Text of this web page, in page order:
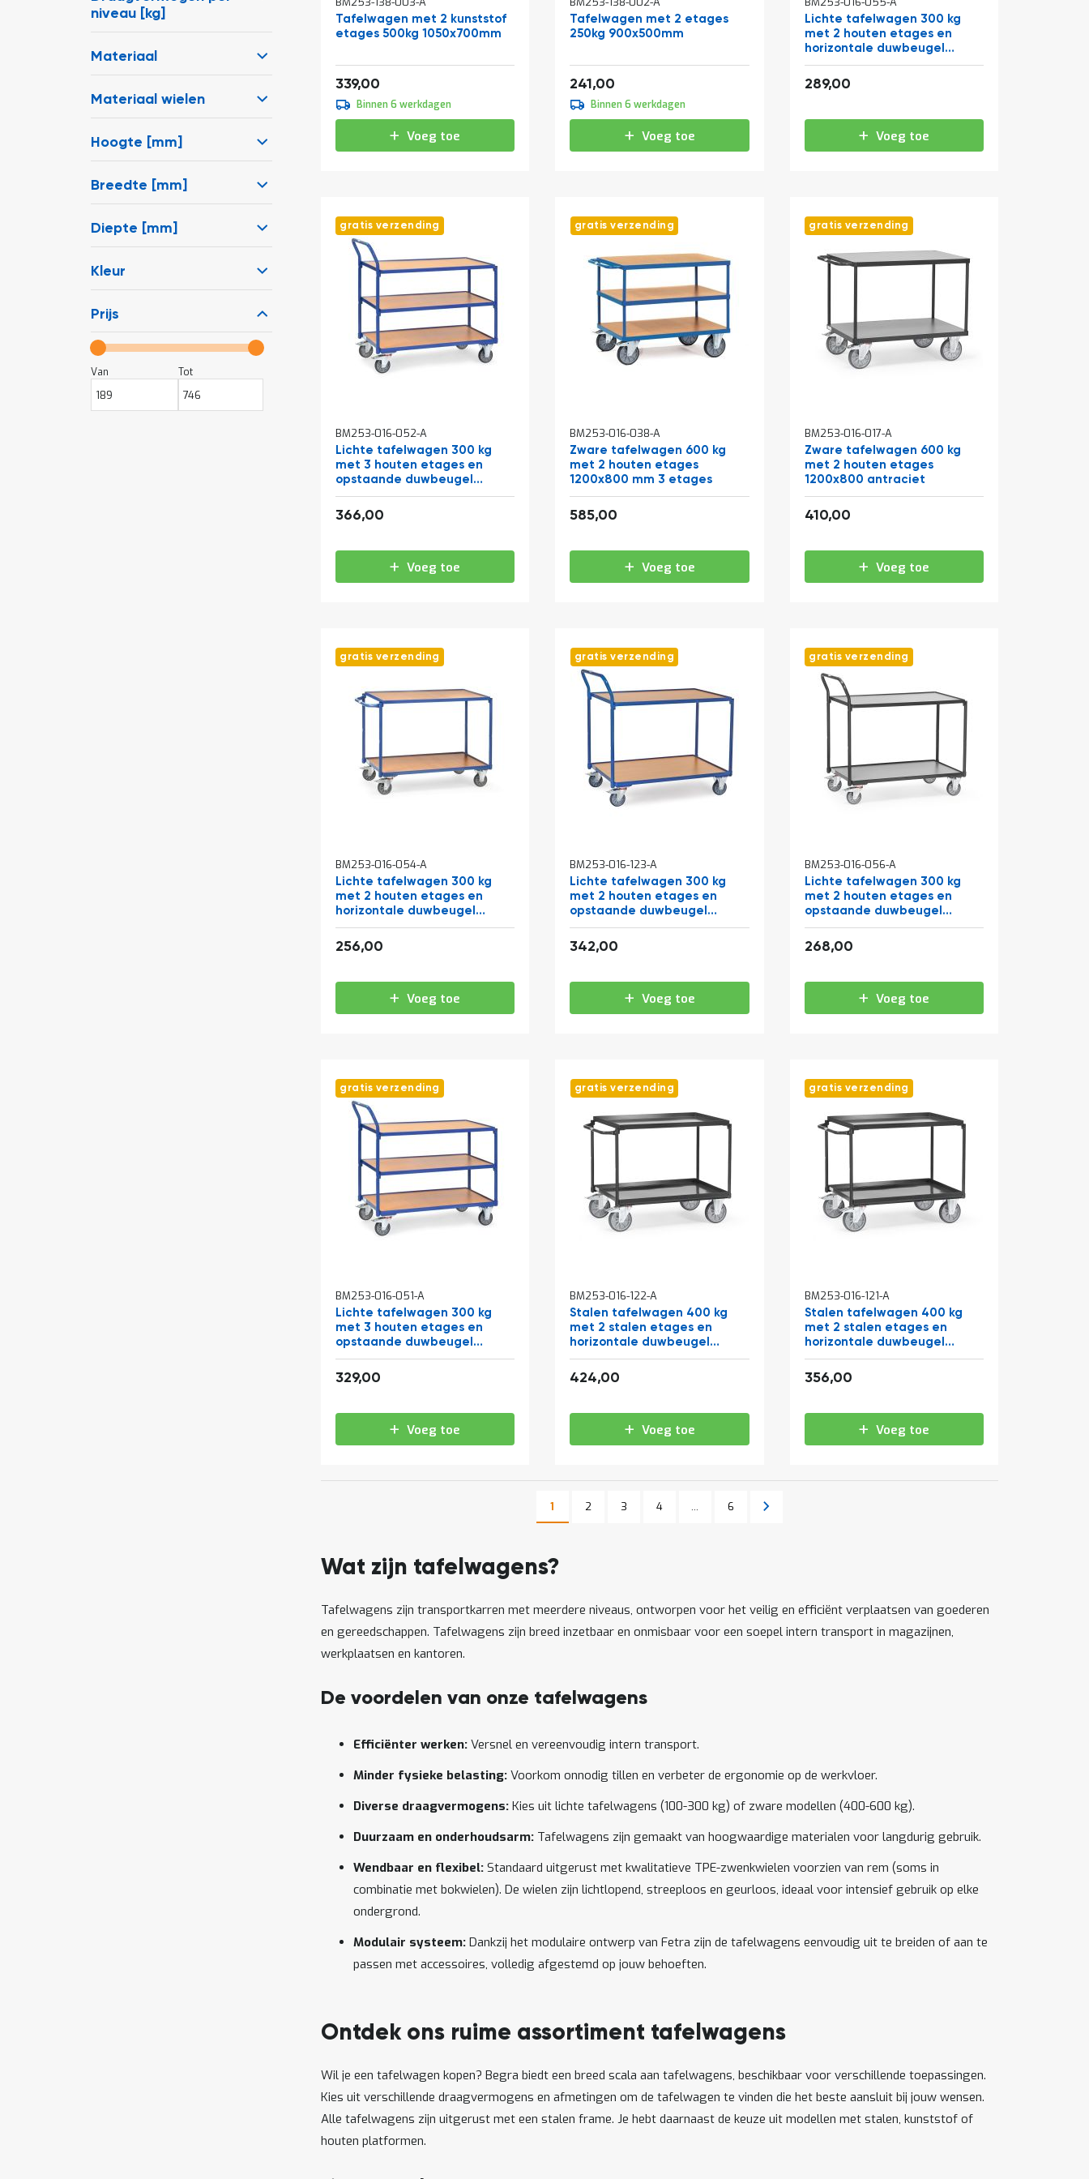
niveau [kg]
Materiaal
Materiaal wielen
Hoogte [mm]
Breedte [mm]
Diepte [mm]
Kleur
Prijs
Van Tot
Tafelwagen met 2 kunststof
etages 500kg 1050x700mm
339,00
Binnen 6 werkdagen
Voeg toe
Tafelwagen met 2 etages
250kg 900x500mm
241,00
Binnen 6 werkdagen
Voeg toe
Lichte tafelwagen 300 kg
met 2 houten etages en
horizontale duwbeugel
1000x600
289,00
Voeg toe
gratis verzending
BM253-016-052-A
Lichte tafelwagen 300 kg
met 3 houten etages en
opstaande duwbeugel
1000x600
366,00
Voeg toe
gratis verzending
BM253-016-038-A
Zware tafelwagen 600 kg
met 2 houten etages
1200x800 mm 3 etages
585,00
Voeg toe
gratis verzending
BM253-016-017-A
Zware tafelwagen 600 kg
met 2 houten etages
1200x800 antraciet
410,00
Voeg toe
gratis verzending
BM253-016-054-A
Lichte tafelwagen 300 kg
met 2 houten etages en
horizontale duwbeugel
850x500
256,00
Voeg toe
gratis verzending
BM253-016-123-A
Lichte tafelwagen 300 kg
met 2 houten etages en
opstaande duwbeugel
1000x700
342,00
Voeg toe
gratis verzending
BM253-016-056-A
Lichte tafelwagen 300 kg
met 2 houten etages en
opstaande duwbeugel
850x500 antraciet
268,00
Voeg toe
gratis verzending
BM253-016-051-A
Lichte tafelwagen 300 kg
met 3 houten etages en
opstaande duwbeugel
850x500
329,00
Voeg toe
gratis verzending
BM253-016-122-A
Stalen tafelwagen 400 kg
met 2 stalen etages en
horizontale duwbeugel
1000x700 antraciet
424,00
Voeg toe
gratis verzending
BM253-016-121-A
Stalen tafelwagen 400 kg
met 2 stalen etages en
horizontale duwbeugel
850x500 antraciet
356,00
Voeg toe
Pagina
U lees momenteel pagina
1 Pagina
2 Pagina
3 Pagina
4 ... Pagina
6 Pagina
Volgende
Wat zijn tafelwagens?
Tafelwagens zijn transportkarren met meerdere niveaus, ontworpen voor het veilig en efficiënt verplaatsen van goederen
en gereedschappen. Tafelwagens zijn breed inzetbaar en onmisbaar voor een soepel intern transport in magazijnen,
werkplaatsen en kantoren.
De voordelen van onze tafelwagens
Efficiënter werken: Versnel en vereenvoudig intern transport.
Minder fysieke belasting: Voorkom onnodig tillen en verbeter de ergonomie op de werkvloer.
Diverse draagvermogens:Kies uit lichte tafelwagens (100-300 kg) of zware modellen (400-600 kg).
Duurzaam en onderhoudsarm:Tafelwagens zijn gemaakt van hoogwaardige materialen voor langdurig gebruik.
Wendbaar en flexibel:Standaard uitgerust met kwalitatieve TPE-zwenkwielen voorzien van rem (soms in
combinatie met bokwielen). De wielen zijn lichtlopend, streeploos en geurloos, ideaal voor intensief gebruik op elke
ondergrond.
Modulair systeem:Dankzij het modulaire ontwerp van Fetra zijn de tafelwagens eenvoudig uit te breiden of aan te
passen met accessoires, volledig afgestemd op jouw behoeften.
Ontdek ons ruime assortiment tafelwagens
Wil je een tafelwagen kopen? Begra biedt een breed scala aan tafelwagens, beschikbaar voor verschillende toepassingen.
Kies uit verschillende draagvermogens en afmetingen om de tafelwagen te vinden die het beste aansluit bij jouw wensen.
Alle tafelwagens zijn uitgerust met een stalen frame. Je hebt daarnaast de keuze uit modellen met stalen, kunststof of
houten platformen.